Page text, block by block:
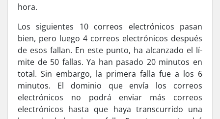
hora.
Los siguientes 10 correos electrónicos pasan
bien, pero luego 4 correos electrónicos después
de esos fallan. En este punto, ha alcanzado el lí­
mite de 50 fallas. Ya han pasado 20 minutos en
total. Sin embargo, la primera falla fue a los 6
minutos. El dominio que envía los correos
electrónicos no podrá enviar más correos
electrónicos hasta que haya transcurrido una